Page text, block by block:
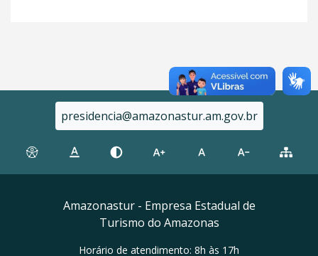
presidencia@amazonastur.am.gov.br
Amazonastur - Empresa Estadual de
Turismo do Amazonas
Horário de atendimento: 8h às 17h